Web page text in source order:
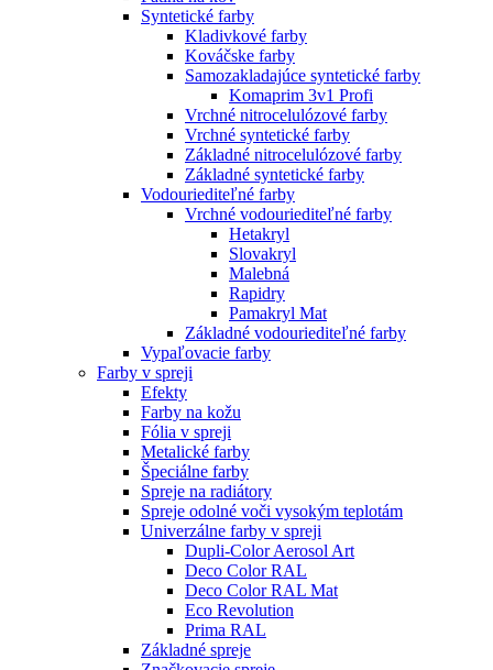
Syntetické farby
Kladivkové farby
Kováčske farby
Samozakladajúce syntetické farby
Komaprim 3v1 Profi
Vrchné nitrocelulózové farby
Vrchné syntetické farby
Základné nitrocelulózové farby
Základné syntetické farby
Vodouriediteľné farby
Vrchné vodouriediteľné farby
Hetakryl
Slovakryl
Malebná
Rapidry
Pamakryl Mat
Základné vodouriediteľné farby
Vypaľovacie farby
Farby v spreji
Efekty
Farby na kožu
Fólia v spreji
Metalické farby
Špeciálne farby
Spreje na radiátory
Spreje odolné voči vysokým teplotám
Univerzálne farby v spreji
Dupli-Color Aerosol Art
Deco Color RAL
Deco Color RAL Mat
Eco Revolution
Prima RAL
Základné spreje